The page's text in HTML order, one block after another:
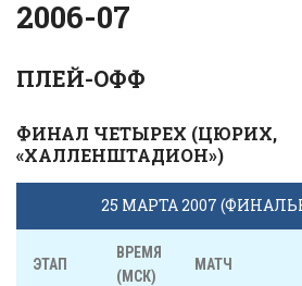
2006-07
ПЛЕЙ-ОФФ
ФИНАЛ ЧЕТЫРЕХ (ЦЮРИХ,
«ХАЛЛЕНШТАДИОН»)
25 МАРТА 2007
ЭТАП
ВРЕМЯ
(МСК)
МАТЧ